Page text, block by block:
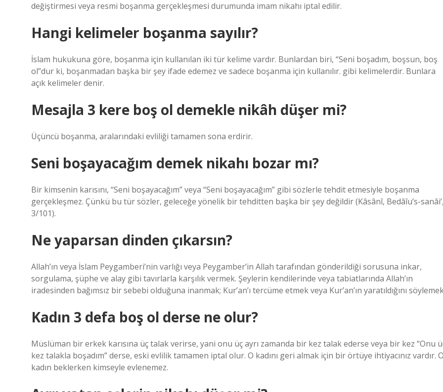
değiştirmesi veya resmi boşanma gerçekleşmesi durumunda imam nikahı iptal edilir.
Hangi kelimeler boşanma sayılır?
İslam hukukuna göre, boşanma için kullanılan iki tür kelime vardır. Bunlardan biri, “Seni boşadım, boşsun, boş
ol”dur ki, boşanmadan başka bir şey ifade edemez ve sadece boşanma için kullanılır. gibi kelimelerdir. Bunlara
açık kelimeler denir.
Mesajla 3 kere boş ol demekle nikâh düşer mi?
Üçüncü boşanma, aralarındaki evliliği tamamen sona erdirir.
Seni boşayacağım demek nikahı bozar mı?
Bir kimsenin karısını, “Seni boşayacağım” veya “Seni boşayacağım” gibi sözlerle tehdit etmesiyle boşanma
gerçekleşmez. Çünkü bu tür sözler, geleceğe yönelik bir tehditten başka bir şey değildir (Kâsânî, Bedâîu’s-
3/101).
Ne yaparsan dinden çıkarsın?
Allah’ın veya İslam Peygamberi’nin varlığı veya Peygamber’in Allah tarafından gönderildiği sorusuna inkar,
sorgulama, şüphe ve alay gibi tavırlarla karşılık vermek. Şeylerin kendilerinde veya tabiatlarında Allah’ın
iradesinden bağımsız bir sebebi olduğuna inanmak; Kur’an’ı tercüme etmek veya Kur’an’ın yaratıldığını
Kadın 3 defa boş ol derse ne olur?
Müslüman bir erkek karısına üç talak verirse, yani onu üç ayrı zamanda bir kez talak ederse veya bir kez “Onu
kez talakla boşadım” derse, eski evlilik tamamen iptal olur. O kadını geri almak için bir örtüye ihtiyacınız vardır.
kadın beklerken kimseyle evlenemez.